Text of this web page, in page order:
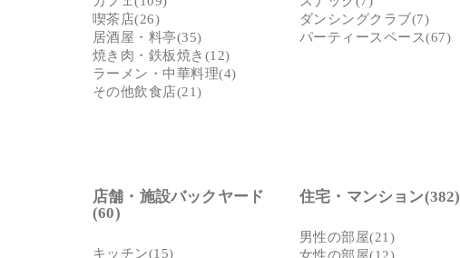
喫茶店(26)
居酒屋・料亭(35)
焼き肉・鉄板焼き(12)
ラーメン・中華料理(4)
その他飲食店(21)
ダンシングクラブ(7)
パーティースペース(67)
店舗・施設バックヤード
(60)
キッチン(15)
住宅・マンション(382)
男性の部屋(21)
女性の部屋(12)